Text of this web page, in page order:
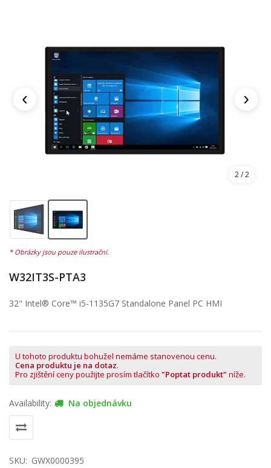
‹ ›
1/ 2
W32IT3S-PTA3
32" Intel® Core™ i5-1135G7 Standalone Panel PC HMI
U tohoto produktu bohužel nemáme stanovenou cenu.
Cena produktu je na dotaz.
Pro zjištění ceny použijte prosím tlačítko "Poptat produkt" níže.
Availability: Na objednávku
SKU: GWX0000395